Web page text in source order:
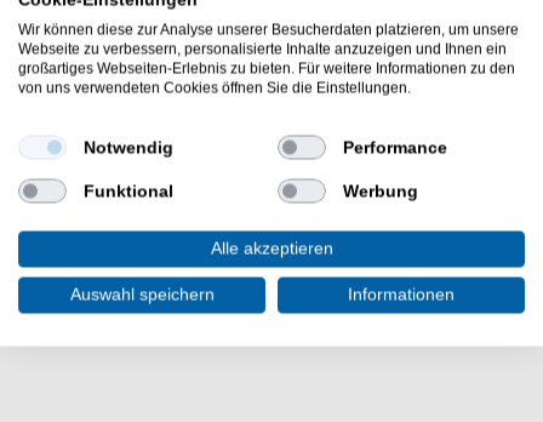
nach unten abgewinkeltes Hakenöhr
sehr dünne & scharfe Hakenspitze mit kleinem
Widerhaken
Lieferumfang: 10 Karpfenhaken in gewählter Größe
Die Gamakatsu Hump Back Hook Karpfenhaken sind
sehr gut für Haarmontagen & Hair Rigs. Die Haken sind
sehr gut für Selbsthakmontagen & Freilaufmontagen.
WEITERE INTERESSANTE ARTIKEL
Wir können diese zur Analyse unserer Besucherdaten platzieren, um unsere
Webseite zu verbessern, personalisierte Inhalte anzuzeigen und Ihnen ein
großartiges Webseiten-Erlebnis zu bieten. Für weitere Informationen zu den
von uns verwendeten Cookies öffnen Sie die Einstellungen.
Notwendig Performance
Funktional Werbung
Alle akzeptieren
Auswahl speichern Informationen